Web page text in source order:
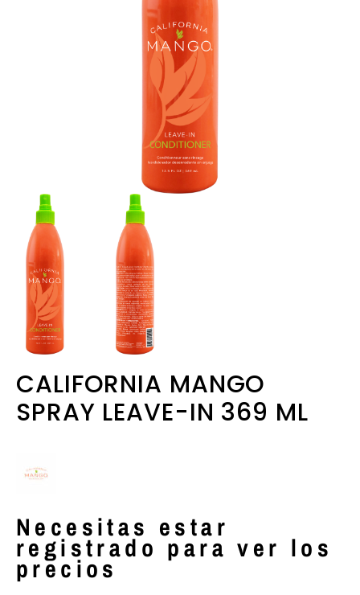
CALIFORNIA MANGO
SPRAY LEAVE-IN 369 ML
Necesitas estar
registrado para ver los
precios